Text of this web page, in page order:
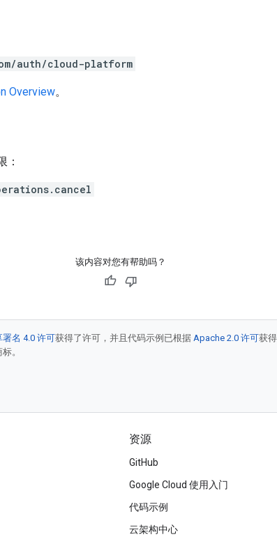
auth/cloud-platform
Overview。
：
该内容对您有帮助吗？
名 4.0 许可获得了许可，并且代码示例已根据 Apache 2.0 许可获
。
资源
GitHub
Google Cloud 使用入门
代码示例
云架构中心